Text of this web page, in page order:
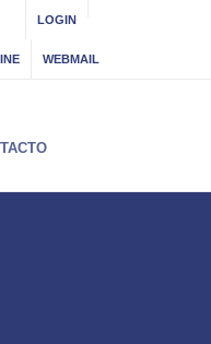
LOGIN
WEBMAIL